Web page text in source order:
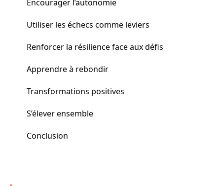
Encourager l’autonomie
Utiliser les échecs comme leviers
Renforcer la résilience face aux défis
Apprendre à rebondir
Transformations positives
S’élever ensemble
Conclusion